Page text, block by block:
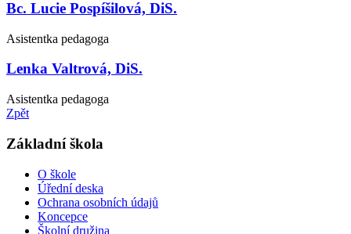
Bc. Lucie Pospíšilová, DiS.
Asistentka pedagoga
Lenka Valtrová, DiS.
Asistentka pedagoga
Zpět
Základní škola
O škole
Úřední deska
Ochrana osobních údajů
Koncepce
Školní družina